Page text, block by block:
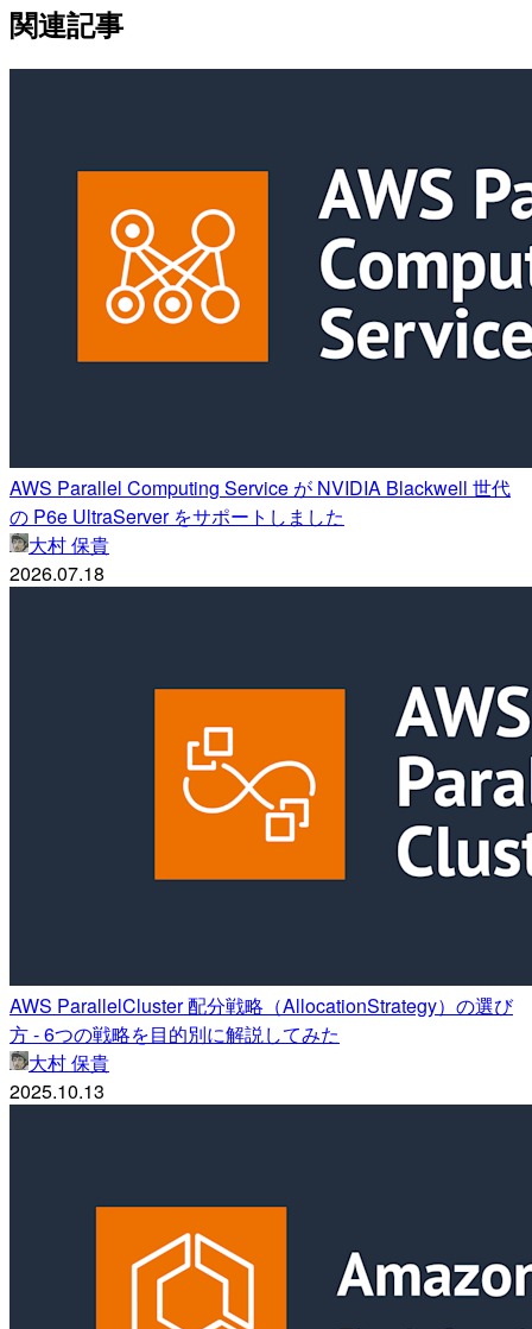
関連記事
AWS Parallel Computing Service が NVIDIA Blackwell 世代
の P6e UltraServer をサポートしました
大村 保貴
2026.07.18
AWS ParallelCluster 配分戦略（AllocationStrategy）の選び
方 - 6つの戦略を目的別に解説してみた
大村 保貴
2025.10.13